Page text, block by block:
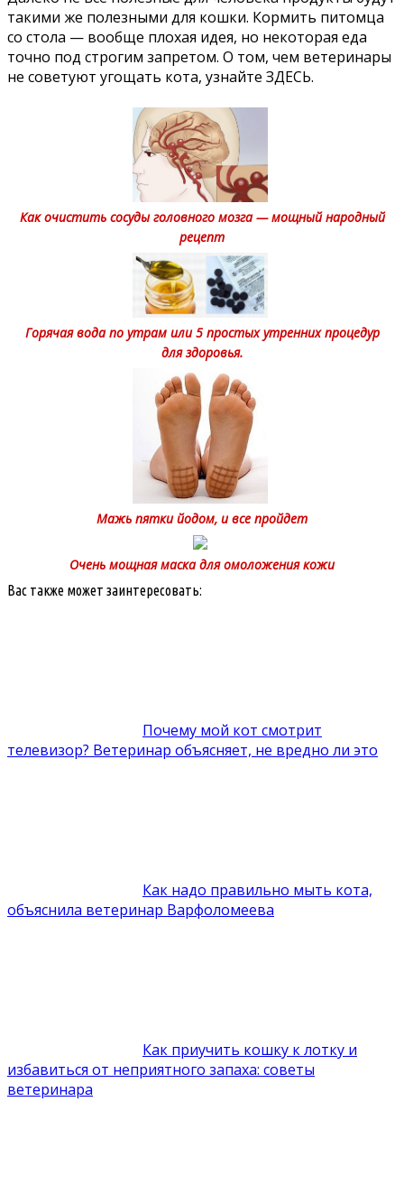
такими же полезными для кошки. Кормить питомца
со стола — вообще плохая идея, но некоторая еда
точно под строгим запретом. О том, чем ветеринары
не советуют угощать кота, узнайте ЗДЕСЬ.
Как очистить сосуды головного мозга — мощный народный
рецепт
Горячая вода по утрам или 5 простых утренних процедур
для здоровья.
Мажь пятки йодом, и все пройдет
Очень мощная маска для омоложения кожи
Вас также может заинтересовать:
Почему мой кот смотрит
телевизор? Ветеринар объясняет, не вредно ли это
Как надо правильно мыть кота,
объяснила ветеринар Варфоломеева
Как приучить кошку к лотку и
избавиться от неприятного запаха: советы
ветеринара